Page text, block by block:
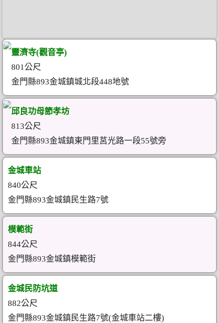
靈濟寺(觀音亭)
801公尺
金門縣893金城鎮城北段448地號
邱良功母節孝坊
813公尺
金門縣893金城鎮東門里莒光路一段55號旁
金城車站
840公尺
金門縣893金城鎮民生路7號
模範街
844公尺
金門縣893金城鎮模範街
金城民防坑道
882公尺
金門縣893金城鎮民生路7號(金城車站二樓)